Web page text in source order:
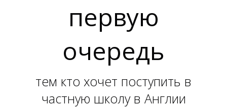
первую
очередь
тем кто хочет поступить в
частную школу в Англии